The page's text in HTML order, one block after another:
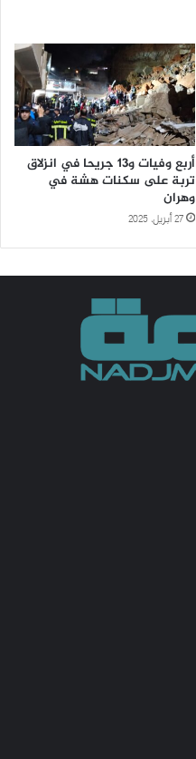
أربع وفيات و13 جريحا في انزلاق
تربة على سكنات هشة في
وهران
27 أبريل، 2025